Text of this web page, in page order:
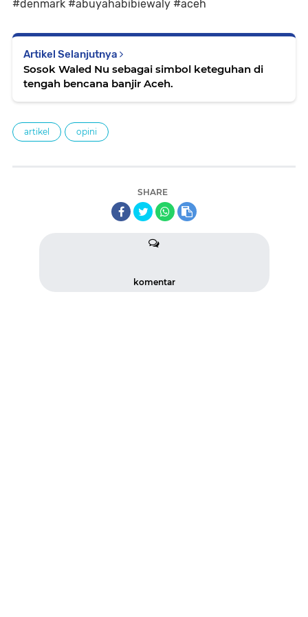
#denmark #abuyahabibiewaly #aceh
Artikel Selanjutnya
Sosok Waled Nu sebagai simbol keteguhan di
tengah bencana banjir Aceh.
artikel opini
SHARE
komentar